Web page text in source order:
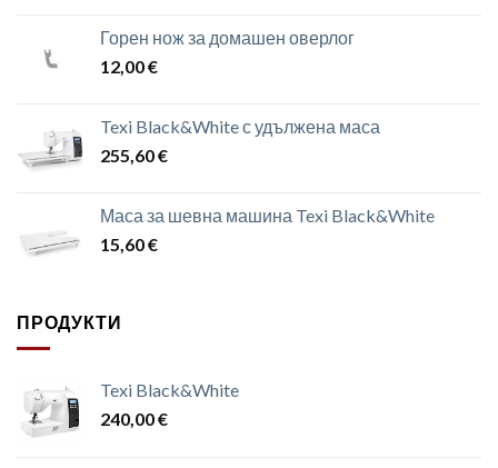
Горен нож за домашен оверлог
12,00€
Texi Black&White с удължена маса
255,60€
Маса за шевна машина Texi Black&White
15,60€
ПРОДУКТИ
Texi Black&White
240,00€